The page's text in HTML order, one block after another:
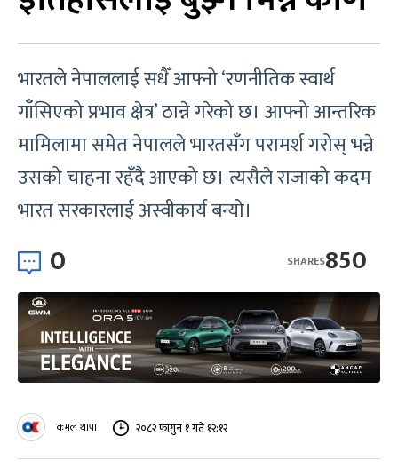
भारतले नेपाललाई सधैँ आफ्नो ‘रणनीतिक स्वार्थ
गाँसिएको प्रभाव क्षेत्र’ ठान्ने गरेको छ। आफ्नो आन्तरिक
मामिलामा समेत नेपालले भारतसँग परामर्श गरोस् भन्ने
उसको चाहना रहँदै आएको छ। त्यसैले राजाको कदम
भारत सरकारलाई अस्वीकार्य बन्यो।
0 850
SHARES
कमल थापा २०८२ फागुन १ गते १२:१२